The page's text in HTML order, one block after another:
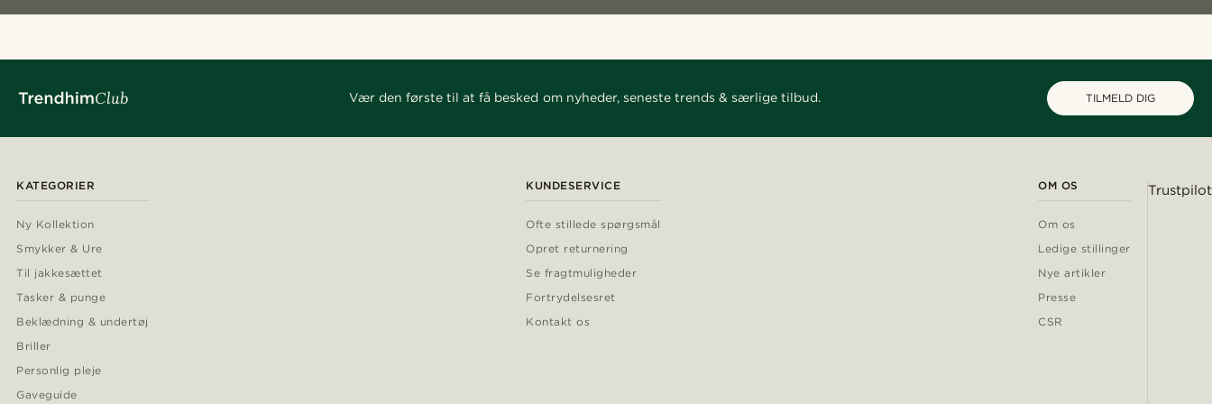
Vær den første til at få besked om nyheder, seneste trends & særlige tilbud. TILMELD DIG
KATEGORIER
Ny Kollektion
Smykker & Ure
Til jakkesættet
Tasker & punge
Beklædning & undertøj
Briller
Personlig pleje
Gaveguide
KUNDESERVICE
Ofte stillede spørgsmål
Opret returnering
Se fragtmuligheder
Fortrydelsesret
Kontakt os
OM OS
Om os
Ledige stillinger
Nye artikler
Presse
CSR
Trustpilot